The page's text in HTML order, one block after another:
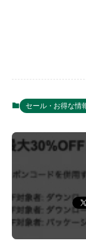
セール・お得な情